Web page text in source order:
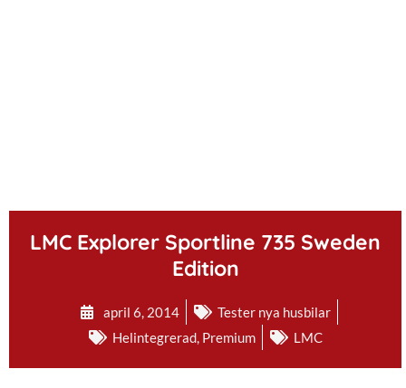
LMC Explorer Sportline 735 Sweden
Edition
april 6, 2014
Tester nya husbilar
Helintegrerad, Premium LMC